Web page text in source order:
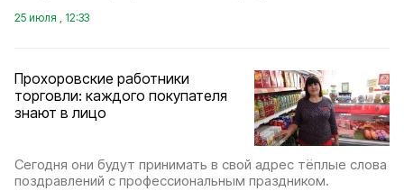
25 июля , 12:33
Прохоровские работники
торговли: каждого покупателя
знают в лицо
Сегодня они будут принимать в свой адрес тёплые слова
поздравлений с профессиональным праздником.